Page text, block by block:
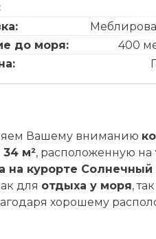
до моря:
400
Вашему вниманию
34 м², расположенную на
на курорте Солнечный
для отдыха у моря,
хорошему